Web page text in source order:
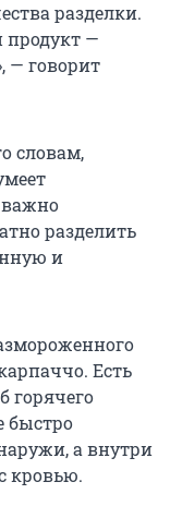
разделки.
продукт —
— говорит
словам,
важно
разделить
и
Есть
горячего
быстро
а внутри
кровью.